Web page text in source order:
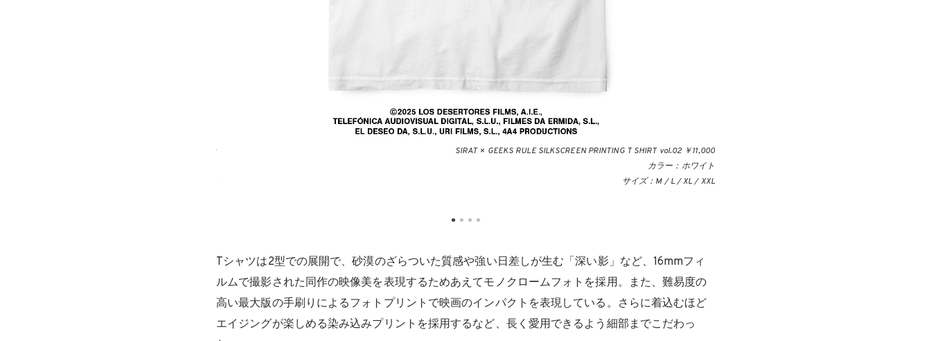
SIRAT × GEEKS RULE SILKSCREEN PRINTING T SHIRT vol.02 ￥11,000
カラー：ホワイト
サイズ：M / L / XL / XXL
Tシャツは2型での展開で、砂漠のざらついた質感や強い日差しが生む「深い影」など、16mmフィ
ルムで撮影された同作の映像美を表現するためあえてモノクロームフォトを採用。また、難易度の
高い最大版の手刷りによるフォトプリントで映画のインパクトを表現している。さらに着込むほど
エイジングが楽しめる染み込みプリントを採用するなど、長く愛用できるよう細部までこだわっ